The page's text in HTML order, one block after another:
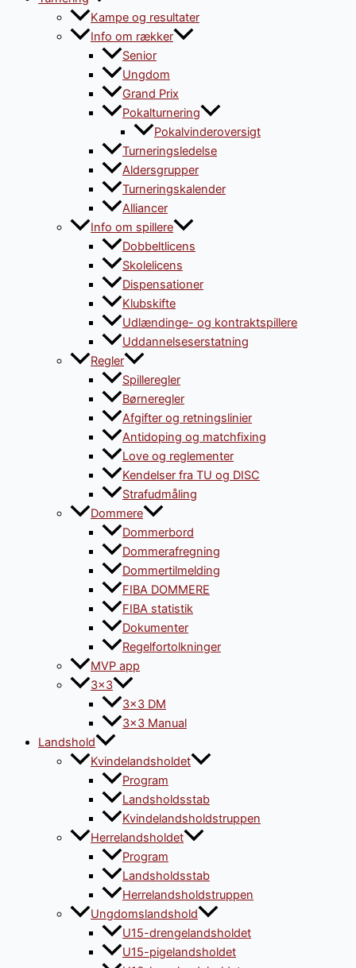
Kampe og resultater
Info om rækker
Senior
Ungdom
Grand Prix
Pokalturnering
Pokalvinderoversigt
Turneringsledelse
Aldersgrupper
Turneringskalender
Alliancer
Info om spillere
Dobbeltlicens
Skolelicens
Dispensationer
Klubskifte
Udlændinge- og kontraktspillere
Uddannelseserstatning
Regler
Spilleregler
Børneregler
Afgifter og retningslinier
Antidoping og matchfixing
Love og reglementer
Kendelser fra TU og DISC
Strafudmåling
Dommere
Dommerbord
Dommerafregning
Dommertilmelding
FIBA DOMMERE
FIBA statistik
Dokumenter
Regelfortolkninger
MVP app
3×3
3×3 DM
3×3 Manual
Landshold
Kvindelandsholdet
Program
Landsholdsstab
Kvindelandsholdstruppen
Herrelandsholdet
Program
Landsholdsstab
Herrelandsholdstruppen
Ungdomslandshold
U15-drengelandsholdet
U15-pigelandsholdet